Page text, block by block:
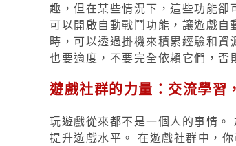
趣，但在某些情況下，這些功能卻
可以開啟自動戰鬥功能，讓遊戲
時，可以透過掛機來積累經驗和
也要適度，不要完全依賴它們，否
遊戲社群的力量：交流學習
玩遊戲從來都不是一個人的事情
提升遊戲水平。 在遊戲社群中，